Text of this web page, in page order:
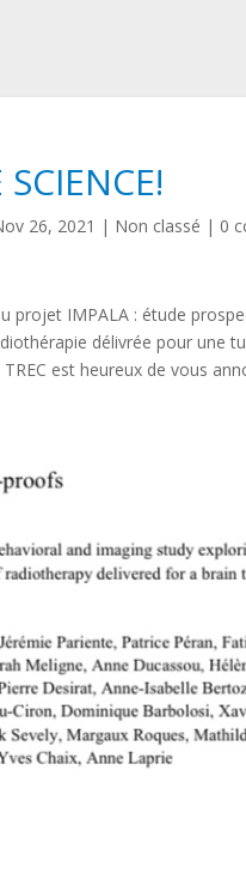
26, 2021 | Non classé | 0
projet IMPALA : étude
délivrée pour une
est heureux de vous